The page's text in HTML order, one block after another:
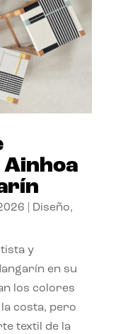
Diseño,
y
en su
los colores
costa, pero
textil de la